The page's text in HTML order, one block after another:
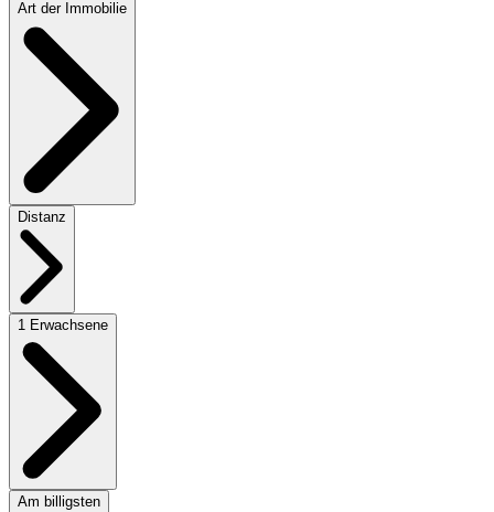
Art der Immobilie
Distanz
1 Erwachsene
Am billigsten